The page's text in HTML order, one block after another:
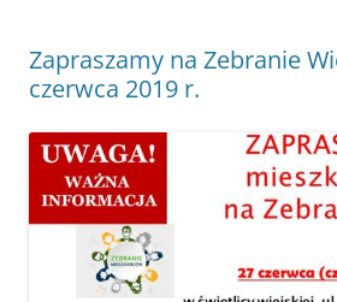
Zapraszamy na Zebranie
czerwca 2019 r.